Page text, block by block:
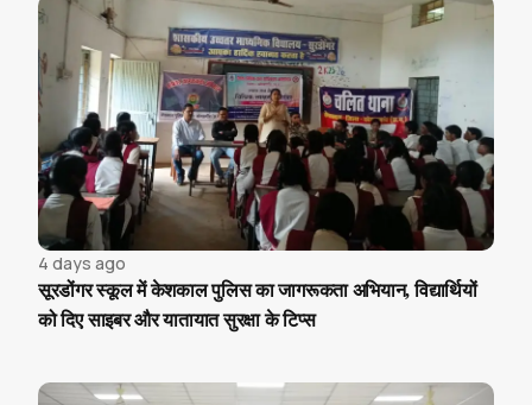
4 days ago
सूरडोंगर स्कूल में केशकाल पुलिस का जागरूकता अभियान, विद्यार्थियों
को दिए साइबर और यातायात सुरक्षा के टिप्स